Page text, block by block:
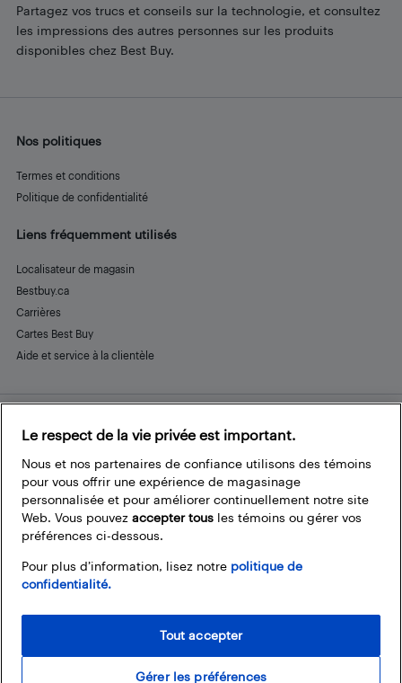
Partagez vos trucs et conseils sur la technologie, et consultez
les impressions des autres personnes sur les produits
disponibles chez Best Buy.
Nos politiques
Termes et conditions
Politique de confidentialité
Liens fréquemment utilisés
Localisateur de magasin
Bestbuy.ca
Carrières
Cartes Best Buy
Aide et service à la clientèle
Restez connecté
FacebookInstagram
PinterestLinkedInYouTube
Le respect de la vie privée est important.
Nous et nos partenaires de confiance utilisons des témoins
pour vous offrir une expérience de magasinage
personnalisée et pour améliorer continuellement notre site
Web. Vous pouvez accepter tous les témoins ou gérer vos
préférences ci-dessous.
Pour plus d’information, lisez notre politique de
confidentialité.
Gérer les préférences
Tout accepter